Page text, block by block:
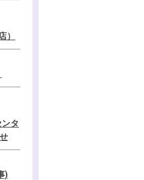
）
タ
)